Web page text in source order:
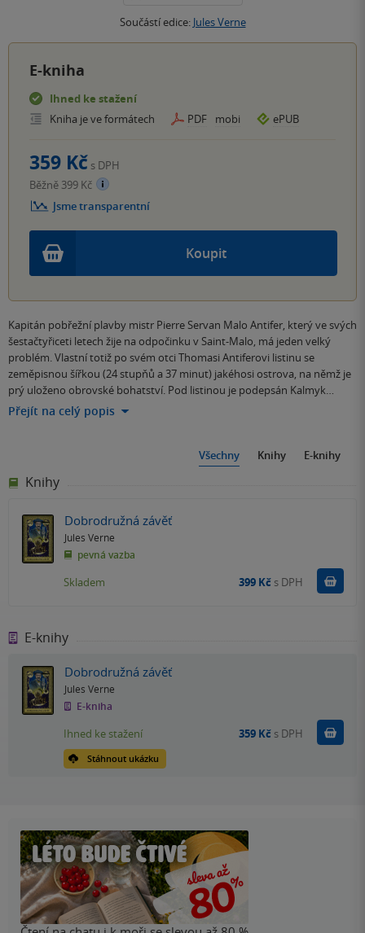
Součástí edice: Jules Verne
E-kniha
Ihned ke stažení
Kniha je ve formátech
PDF mobi ePUB
Koupit
359 Kč s DPH
Běžně 399 Kč
Jsme transparentní
Kapitán pobřežní plavby mistr Pierre Servan Malo Antifer, který ve svých
šestačtyřiceti letech žije na odpočinku v Saint-Malo, má jeden velký
problém. Vlastní totiž po svém otci Thomasi Antiferovi listinu se
zeměpisnou šířkou (24 stupňů a 37 minut) jakéhosi ostrova, na němž je
prý uloženo obrovské bohatství. Pod listinou je podepsán Kalmyk…
Přejít na celý popis
Všechny Knihy E-knihy
Knihy
Dobrodružná závěť
Jules Verne
pevná vazba
Skladem 399 Kč s DPH
E-knihy
Dobrodružná závěť
Jules Verne
E-kniha
Stáhnout ukázku
Ihned ke stažení 359 Kč s DPH Koupit